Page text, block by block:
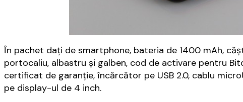
În pachet dați de smartphone, bateria de 1400 mAh,
portocaliu, albastru și galben, cod de activare pentru
certificat de garanție, încărcător pe USB 2.0, cablu
pe display-ul de 4 inch.